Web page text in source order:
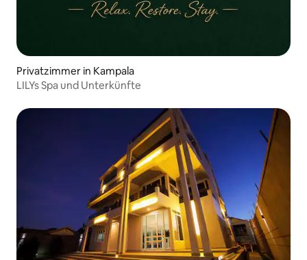
Privatzimmer in Kampala
LILYs Spa und Unterkünfte